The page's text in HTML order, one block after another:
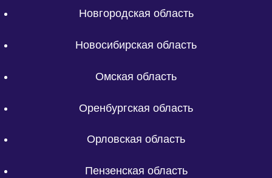
Новгородская область
Новосибирская область
Омская область
Оренбургская область
Орловская область
Пензенская область